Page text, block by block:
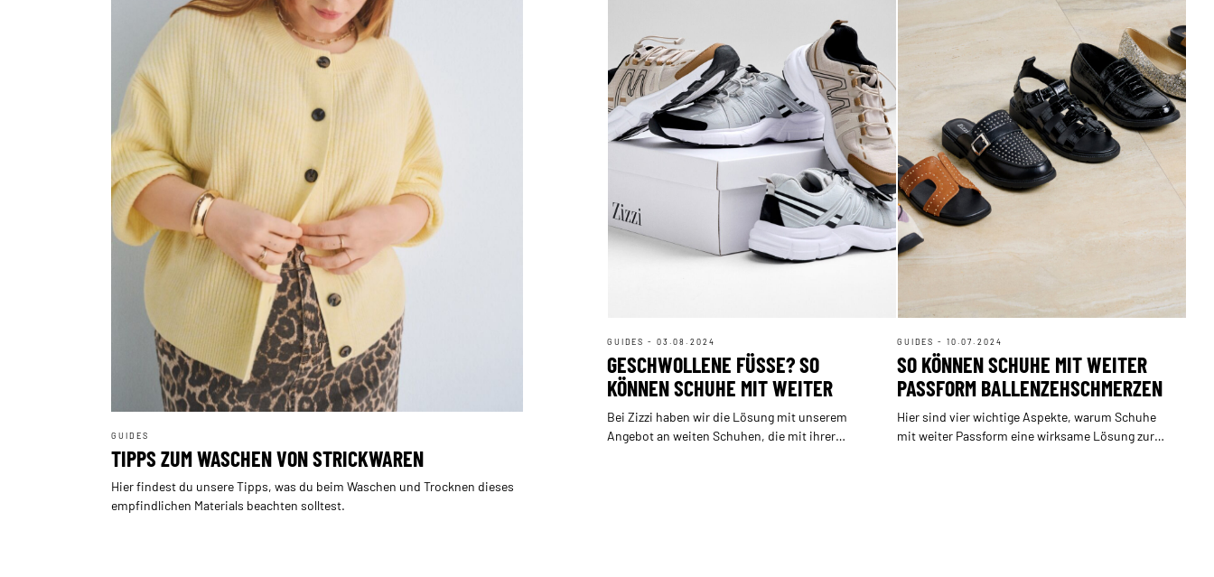
GUIDES
TIPPS ZUM WASCHEN VON STRICKWAREN
Hier findest du unsere Tipps, was du beim Waschen und Trocknen dieses
empfindlichen Materials beachten solltest.
GUIDES - 03.08.2024
GESCHWOLLENE FÜSSE? SO K
ÖNNEN SCHUHE MIT WEITER P
ASSFORM HELFEN
Bei Zizzi haben wir die Lösung mit unserem
Angebot an weiten Schuhen, die mit ihrer
GUIDES - 10.07.2024
SO KÖNNEN SCHUHE MIT WEITER
PASSFORM BALLENZEHSCHMERZEN
LINDERN
Hier sind vier wichtige Aspekte, warum Schuhe
mit weiter Passform eine wirksame Lösung zur